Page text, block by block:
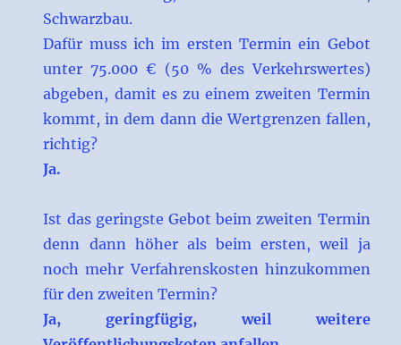
Schwarzbau.
Dafür muss ich im ersten Termin ein Gebot
unter 75.000 € (50 % des Verkehrswertes)
abgeben, damit es zu einem zweiten Termin
kommt, in dem dann die Wertgrenzen fallen,
richtig?
Ja.
Ist das geringste Gebot beim zweiten Termin
denn dann höher als beim ersten, weil ja
noch mehr Verfahrenskosten hinzukommen
für den zweiten Termin?
Ja, geringfügig, weil weitere